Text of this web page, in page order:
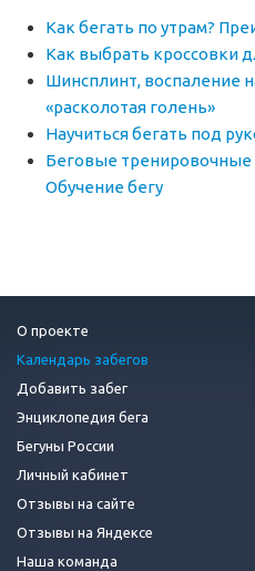
Как бегать по утрам?
Как выбрать кроссовки
Шинсплинт, воспаление
«расколотая голень»
Научиться бегать под
Беговые
Обучение бегу
О проекте
Календарь забегов
Добавить забег
Энциклопедия бега
Бегуны России
Личный кабинет
Отзывы на сайте
Отзывы на Яндексе
Наша команда